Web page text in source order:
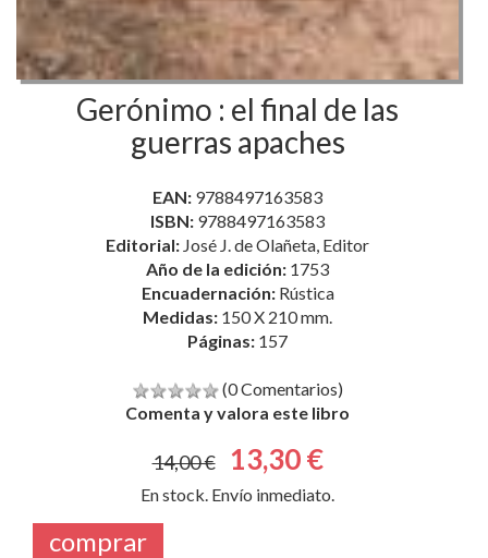
Gerónimo : el final de las
guerras apaches
EAN: 9788497163583
ISBN: 9788497163583
Editorial: José J. de Olañeta, Editor
Año de la edición: 1753
Encuadernación: Rústica
Medidas: 150 X 210 mm.
Páginas: 157
(0 Comentarios)
Comenta y valora este libro
14,00 € 13,30 €
En stock. Envío inmediato.
comprar